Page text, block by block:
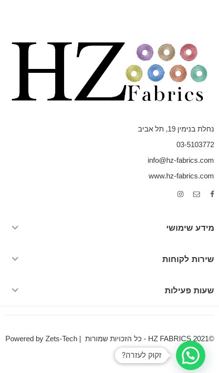
נחלת בנימין 19, תל אביב
03-5103772
info@hz-fabrics.com
www.hz-fabrics.com
מידע שימושי
שירות לקוחות
שעות פעילות
©HZ FABRICS 2021 - כל הזכויות שמורות | Powered by Zets-Tech
זקוק לעזרה?